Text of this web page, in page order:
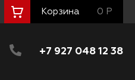
Корзина 0 Р
+7 927 048 12 38